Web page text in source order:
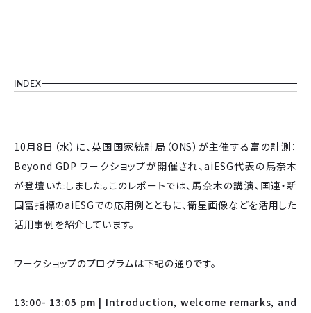
INDEX
10月8日（水）に、英国国家統計局（ONS）が主催する富の計測：
Beyond GDP ワークショップが開催され、aiESG代表の馬奈木
が登壇いたしました。このレポートでは、馬奈木の講演、国連・新
国富指標のaiESGでの応用例とともに、衛星画像などを活用した
活用事例を紹介しています。
ワークショップのプログラムは下記の通りです。
13:00- 13:05 pm | Introduction, welcome remarks, and